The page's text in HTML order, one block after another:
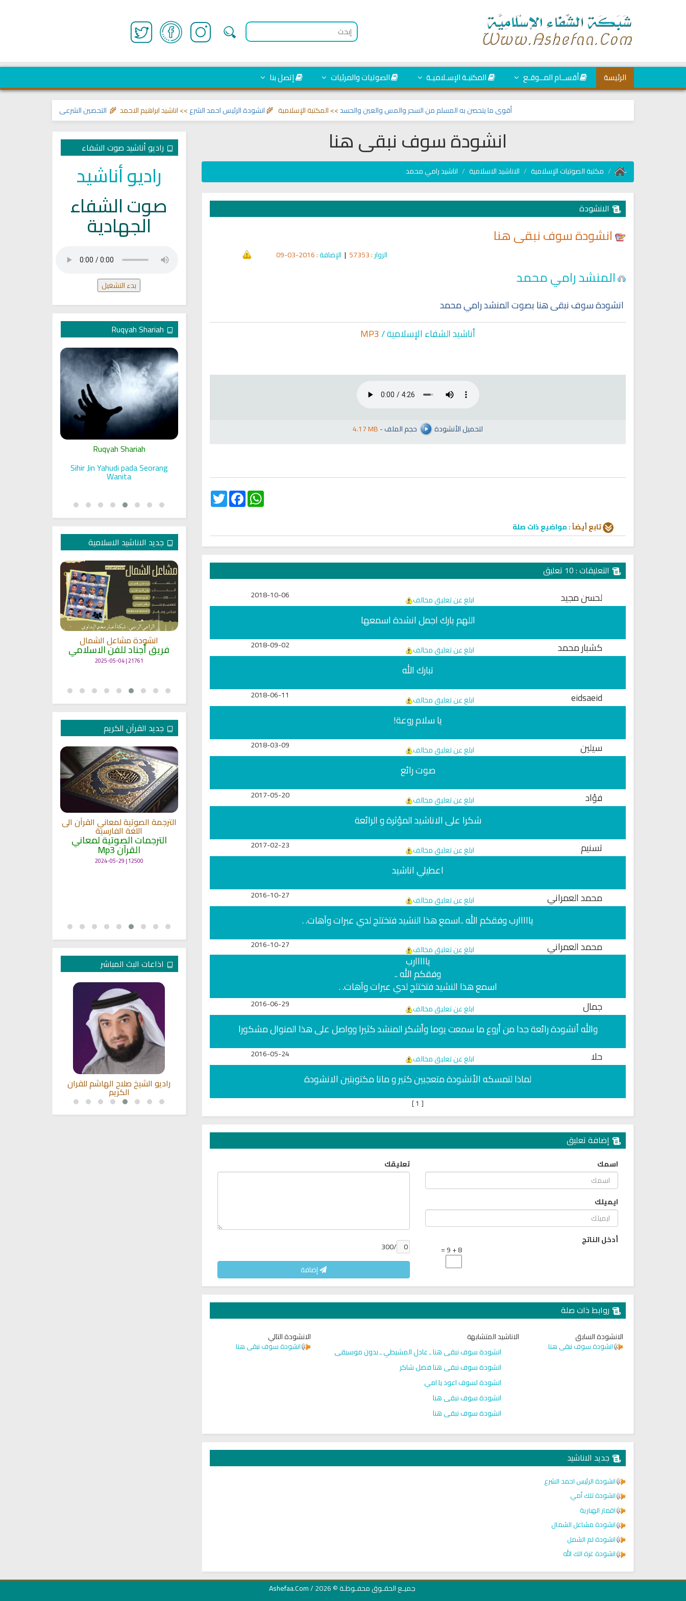
الرئيسة أقســام المــوقـع المكتبـة الإسـلاميـة الصوتيات والمرئيات إتصل بنا
التحصين الشرعي للبيت من إيذاءات انشودة الرئيس احمد الشرع>> اناشيد ابراهيم الاحمد 🌾 أقوى ما يتحصن به المسلم من السحر والمس والعين والحسد>> المكتبة الإسلامية 🌾
انشودة سوف نبقى هنا
مكتبة الصوتيات الإسلامية الاناشيد الاسلامية اناشيد رامي محمد
الانشودة
انشودة سوف نبقى هنا
الزوار: 57353
| الإضافة: 2016-03-09
المنشد رامي محمد
انشودة سوف نبقى هنا بصوت المنشد رامي محمد
أناشيد الشفاء الإسلامية /MP3
4.17 MB- لتحميل الأنشودة حجم الملف
Twitter
FacebookWhatsApp
تابع أيضاً :مواضيع ذات صلة
التعليقات : 10 تعليق
لحسن مجيد ابلغ عن تعليق مخالف 2018-10-06
اللهم بارك اجمل انشدة اسمعها
كشبار محمد
ابلغ عن تعليق مخالف 2018-09-02
تبارك الله
eidsaeid
ابلغ عن تعليق مخالف 2018-06-11
يا سلام روعة!
سيلين
ابلغ عن تعليق مخالف 2018-03-09
صوت رائع
فؤاد
ابلغ عن تعليق مخالف 2017-05-20
شكرا على الاناشيد المؤثرة و الرائعة
تسنيم
ابلغ عن تعليق مخالف 2017-02-23
اعطيلي اناشيد
محمد العمراني
ابلغ عن تعليق مخالف 2016-10-27
يااااارب وفقكم الله ..اسمع هذا النشيد فتختلج لدي عبرات وآهات. .
محمد العمراني
ابلغ عن تعليق مخالف 2016-10-27
يااااارب
وفقكم الله ..
اسمع هذا النشيد فتختلج لدي عبرات وآهات. .
جمال
ابلغ عن تعليق مخالف 2016-06-29
والله أنشودة رائعة جدا من أروع ما سمعت يوما وأشكر المنشد كثيرا وواصل على هذا المنوال مشكورا
حلا
ابلغ عن تعليق مخالف 2016-05-24
لماذا لتمسكه الأنشودة متعجبين كتير و مانا مكتوبتين الانشودة
[
]
إضافة تعليق
اسمك
ايميلك
أدخل الناتج
8 + 9 =
تعليقك
/300
إضافة
روابط ذات صلة
الانشودة السابق
انشودة سوف نبقى هنا
الاناشيد المتشابهة
انشودة سوف نبقى هنا ـ عادل المشيطي ـ بدون موسيقى
انشودة سوف نبقى هنا فضل شاكر
انشودة لسوف اعود يا امي
انشودة سوف نبقى هنا
انشودة سوف نبقى هنا
الانشودة التالي
انشودة سوف نبقى هنا
جديد الاناشيد
انشودة الرئيس احمد الشرع
انشودة تلك أمي
اقمار الهبارية
انشودة مشاعل الشمال
انشودة لم الشمل
انشودة غزة الك الله
راديو أناشيد صوت الشفاء
راديو أناشيد
صوت الشفاء
الجهادية
بدء التشغيل
religion!
Listening to the Quran, Even If
and Sunnah to treat witchcraft, Rashid Al Afasy Mp3 الرقية
Ruqyah Shariah
Sihir Jin Yahudi pada Seorang
Wanita
جديد الاناشيد الاسلامية
انشودة رثاء ابو حمزة
اناشيد ابراهيم الاحمد انشودة الرئيس احمد الشرع أناشيد الأم
اقمار الهبارية
فريق أجناد للفن الاسلامي
انشودة مشاعل الشمال
فريق أجناد للفن الاسلامي
21761 | 2025-05-04
جديد القرآن الكريم
كاملاً مشاري العفاسي
التايلاندية
الترجمات الصوتية لمعاني
القرآن Mp3
تلاوة جديدة للشيخ مشاري
العفاسي تهتز لها القلوب
13833 | 2024-05-29
ترجمة معاني القرآن صوت الى اللغة
التاميلية
الترجمات الصوتية لمعاني
الترجمة الصوتية لمعاني القرآن الى
اللغة الفارسية
الترجمات الصوتية لمعاني
القرآن Mp3
12500 | 2024-05-29
اذاعات البث المباشر
راديو الشيخ محمد صديق المنشاوي راديو الشيخ توفيق الصايغ للقران راديو الشيخ صلاح الهاشم للقران
الكريم
جميـع الحقـوق محفـوظـة© 2026 /
Ashefaa.Com